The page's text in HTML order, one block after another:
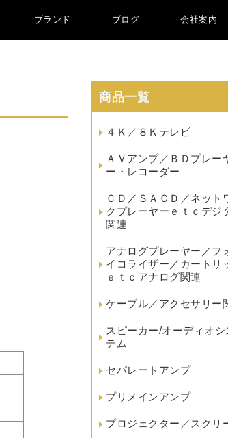
ブランド ブログ 会社案内
商品一覧
４Ｋ／８Ｋテレビ
ＡＶアンプ／ＢＤプレー
ー・レコーダー
ＣＤ／ＳＡＣＤ／ネット
クプレーヤーｅｔｃデジ
関連
アナログプレーヤー／フ
イコライザー／カートリ
ｅｔｃアナログ関連
ケーブル／アクセサリー
スピーカー/オーディオシ
テム
セパレートアンプ
プリメインアンプ
プロジェクター／スクリ